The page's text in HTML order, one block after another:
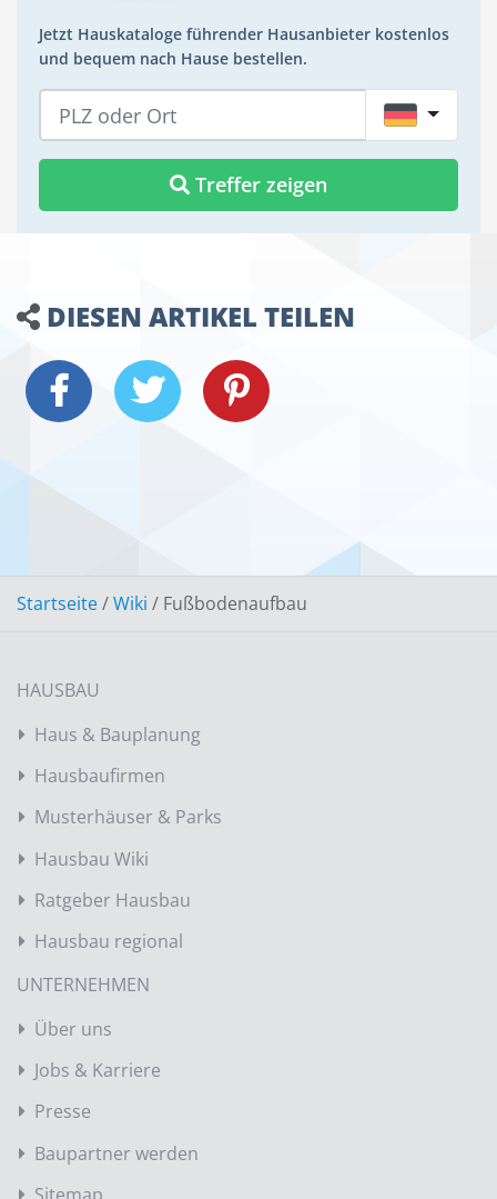
Jetzt Hauskataloge führender Hausanbieter kostenlos
und bequem nach Hause bestellen.
DE
Treffer zeigen
DIESEN ARTIKEL TEILEN
Startseite/Wiki / Fußbodenaufbau
HAUSBAU
Haus & Bauplanung
Hausbaufirmen
Musterhäuser & Parks
Hausbau Wiki
Ratgeber Hausbau
Hausbau regional
UNTERNEHMEN
Über uns
Jobs & Karriere
Presse
Baupartner werden